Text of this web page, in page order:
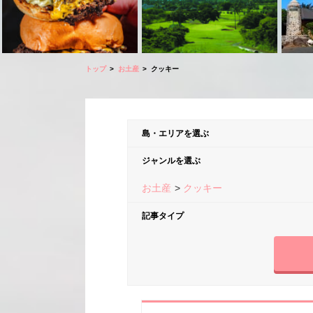
トップ お土産 クッキー
島・エリアを選ぶ
ジャンルを選ぶ
お土産 クッキー
記事タイプ